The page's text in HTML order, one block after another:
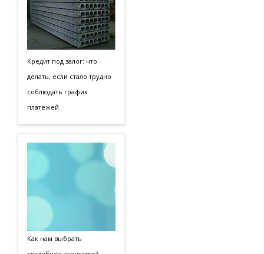
Кредит под залог: что
делать, если стало трудно
соблюдать график
платежей
Как нам выбрать